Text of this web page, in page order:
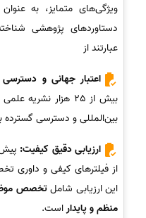
ویژگی‌های متمایز، به
دستاوردهای پژوهشی
عبارتند از
اعتبار جهانی و
بیش از 25 هزار
بین‌المللی و دسترسی
ارزیابی دقیق کیفیت:
از فیلترهای کیفی و داوری
این ارزیابی شاملتخصص
منظم و پایداراست.